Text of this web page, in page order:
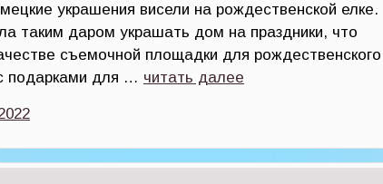
украшения висели на рождественской елке.
таким даром украшать дом на праздники, что
съемочной площадки для рождественского
подарками для … читать далее